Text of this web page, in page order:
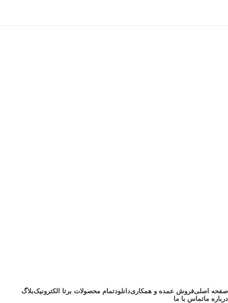
صفحه اصلیفروش عمده و همکاریدانلودتمام محصولات برتا الکترونیکبلاگ
درباره ماتماس با ما